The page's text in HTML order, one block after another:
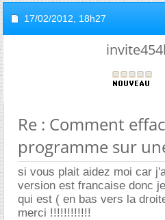
17/02/2012, 18h27
Re : Comment
programme sur
si vous plait aidez moi car
version est francaise donc
qui est ( en bas vers la
merci !!!!!!!!!!!!